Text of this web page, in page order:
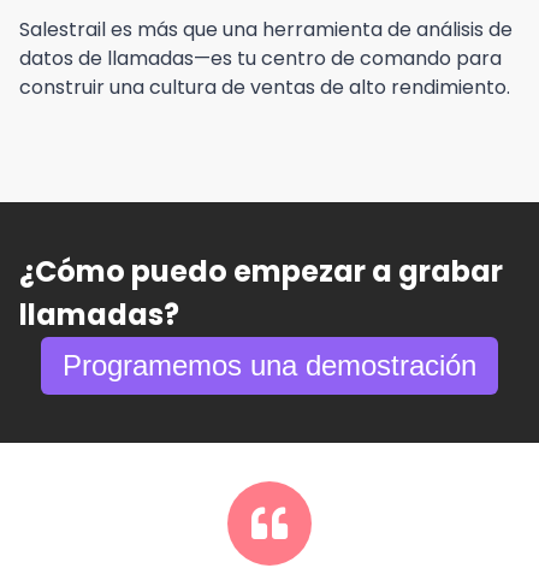
Salestrail es más que una herramienta de análisis de
datos de llamadas—es tu centro de comando para
construir una cultura de ventas de alto rendimiento.
¿Cómo puedo empezar a grabar
llamadas?
Programemos una demostración